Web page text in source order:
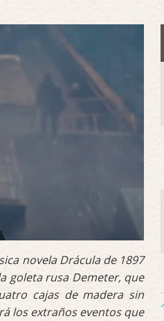
novela Drácula de 1897
goleta rusa Demeter, que
cajas de madera sin
los extraños eventos que